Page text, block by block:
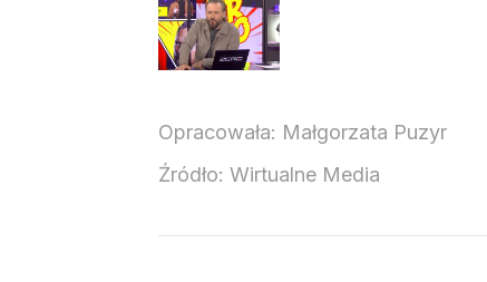
Opracowała: Małgorzata Puzyr
Źródło: Wirtualne Media